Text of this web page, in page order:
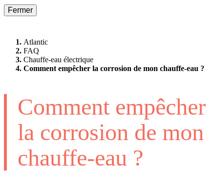
Fermer
Atlantic
FAQ
Chauffe-eau électrique
Comment empêcher la corrosion de mon chauffe-eau ?
Comment empêcher
la corrosion de mon
chauffe-eau ?